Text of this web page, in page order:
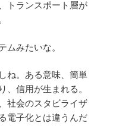
トランスポート層が
ムみたいな。
ね。ある意味、簡単
、信用が生まれる。
社会のスタビライザ
電子化とは違うんだ